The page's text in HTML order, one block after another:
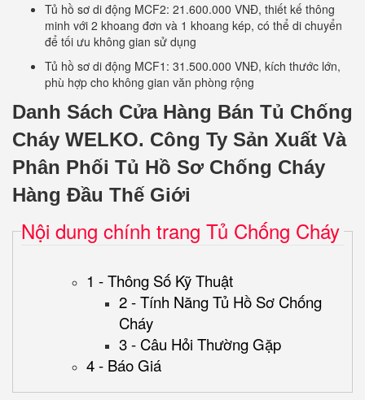
Tủ hồ sơ di động MCF2: 21.600.000 VNĐ, thiết kế thông
minh với 2 khoang đơn và 1 khoang kép, có thể di chuyển
để tối ưu không gian sử dụng
Tủ hồ sơ di động MCF1: 31.500.000 VNĐ, kích thước lớn,
phù hợp cho không gian văn phòng rộng
Danh Sách Cửa Hàng Bán Tủ Chống
Cháy WELKO. Công Ty Sản Xuất Và
Phân Phối Tủ Hồ Sơ Chống Cháy
Hàng Đầu Thế Giới
Nội dung chính trang Tủ Chống Cháy
1 - Thông Số Kỹ Thuật
2 - Tính Năng Tủ Hồ Sơ Chống
Cháy
3 - Câu Hỏi Thường Gặp
4 - Báo Giá